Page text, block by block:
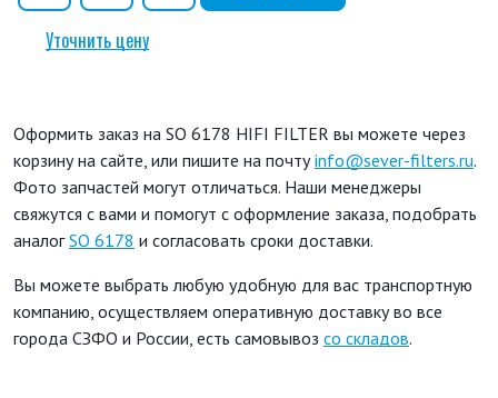
Уточнить цену
Оформить заказ на SO 6178 HIFI FILTER вы можете через
корзину на сайте, или пишите на почтуinfo@sever-filters.ru.
Фото запчастей могут отличаться. Наши менеджеры
свяжутся с вами и помогут с оформление заказа, подобрать
аналогSO 6178 и согласовать сроки доставки.
Вы можете выбрать любую удобную для вас транспортную
компанию, осуществляем оперативную доставку во все
города СЗФО и России, есть самовывоз со складов.